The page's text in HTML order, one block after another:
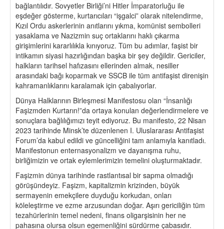
bağlantılıdır. Sovyetler Birliği’ni Hitler İmparatorluğu ile
eşdeğer gösterme, kurtarıcıları “işgalci” olarak nitelendirme,
Kızıl Ordu askerlerinin anıtlarını yıkma, komünist sembolleri
yasaklama ve Nazizmin suç ortaklarını haklı çıkarma
girişimlerini kararlılıkla kınıyoruz. Tüm bu adımlar, faşist bir
intikamın siyasi hazırlığından başka bir şey değildir. Gericiler,
halkların tarihsel hafızasını ellerinden almak, nesiller
arasındaki bağı koparmak ve SSCB ile tüm antifaşist direnişin
kahramanlıklarını karalamak için çabalıyorlar.
Dünya Halklarının Birleşmesi Manifestosu olan “İnsanlığı
Faşizmden Kurtarın!”da ortaya konulan değerlendirmelere ve
sonuçlara bağlılığımızı teyit ediyoruz. Bu manifesto, 22 Nisan
2023 tarihinde Minsk’te düzenlenen I. Uluslararası Antifaşist
Forum’da kabul edildi ve güncelliğini tam anlamıyla kanıtladı.
Manifestonun enternasyonalizm ve dayanışma ruhu,
birliğimizin ve ortak eylemlerimizin temelini oluşturmaktadır.
Faşizmin dünya tarihinde rastlantısal bir sapma olmadığı
görüşündeyiz. Faşizm, kapitalizmin krizinden, büyük
sermayenin emekçilere duyduğu korkudan, onları
köleleştirme ve ezme arzusundan doğar. Aşırı gericiliğin tüm
tezahürlerinin temel nedeni, finans oligarşisinin her ne
pahasına olursa olsun egemenliğini sürdürme çabasıdır.